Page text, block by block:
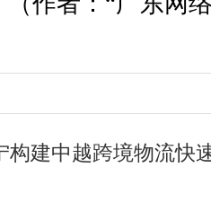
构建中越跨境物流快